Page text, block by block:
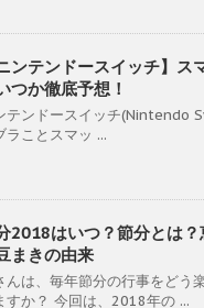
ニンテンドースイッチ】ス
つか徹底予想！
テンドースイッチ(Nintendo
ラことスマッ ...
2018はいつ？節分とは？
まきの由来
んは、毎年節分の行事をどう
すか？ 今回は、2018年の ...